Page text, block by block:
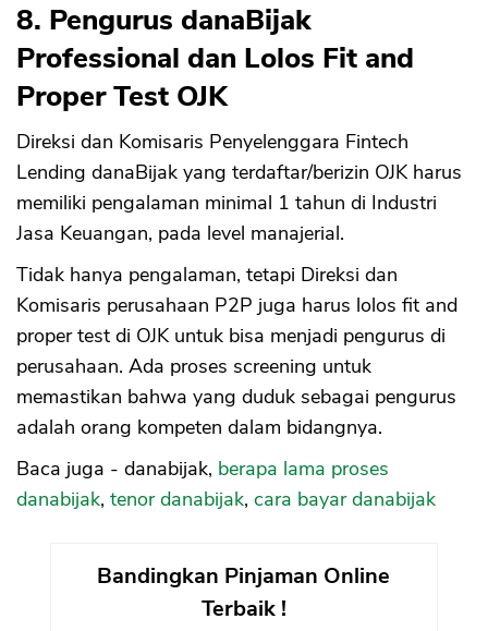
8. Pengurus danaBijak
Professional dan Lolos Fit and
Proper Test OJK
Direksi dan Komisaris Penyelenggara Fintech
Lending danaBijak yang terdaftar/berizin OJK harus
memiliki pengalaman minimal 1 tahun di Industri
Jasa Keuangan, pada level manajerial.
Tidak hanya pengalaman, tetapi Direksi dan
Komisaris perusahaan P2P juga harus lolos fit and
proper test di OJK untuk bisa menjadi pengurus di
perusahaan. Ada proses screening untuk
memastikan bahwa yang duduk sebagai pengurus
adalah orang kompeten dalam bidangnya.
Baca juga - danabijak, berapa lama proses
danabijak, tenor danabijak, cara bayar danabijak
Bandingkan Pinjaman Online
Terbaik !